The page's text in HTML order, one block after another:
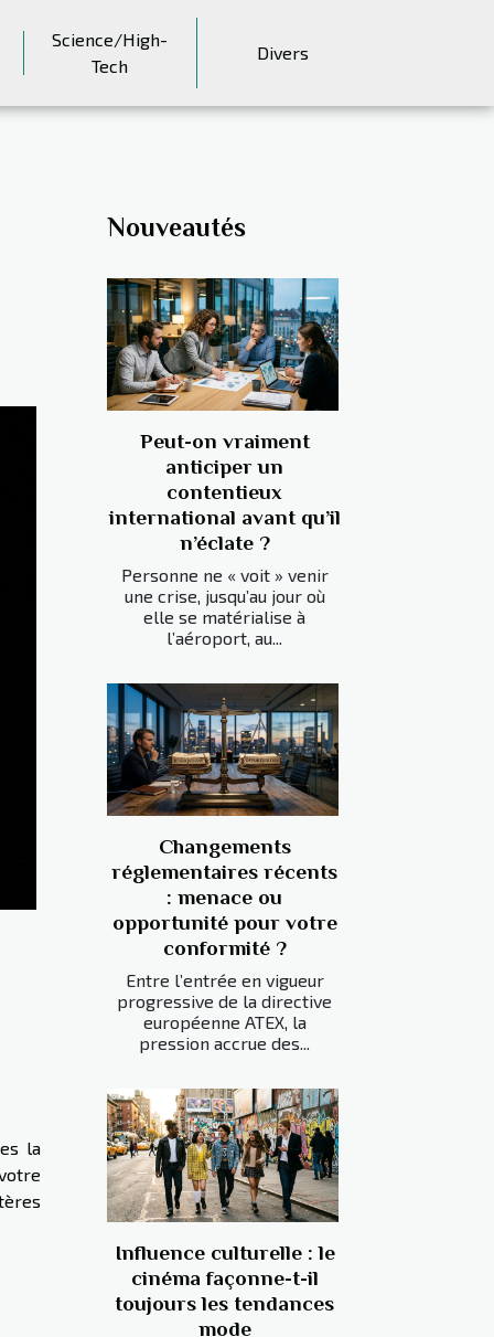
Science/High-
Tech
Divers
la
Nouveautés
Peut-on vraiment
anticiper un
contentieux
international avant qu’il
n’éclate ?
Personne ne « voit » venir
une crise, jusqu’au jour où
elle se matérialise à
l’aéroport, au...
Changements
réglementaires récents
: menace ou
opportunité pour votre
conformité ?
Entre l’entrée en vigueur
progressive de la directive
européenne ATEX, la
pression accrue des...
Influence culturelle : le
cinéma façonne-t-il
toujours les tendances
mode